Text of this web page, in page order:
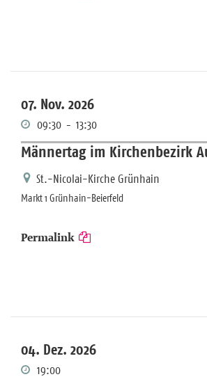
07. Nov. 2026
09:30 - 13:30
Männertag im Kirchenbezirk
St.-Nicolai-Kirche Grünhain
Markt 1 Grünhain-Beierfeld
Permalink
04. Dez. 2026
19:00